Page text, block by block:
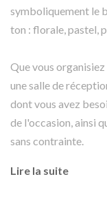
symboliquement le
ton : florale, pastel,
Que vous organisiez
une salle de
dont vous avez
de l'occasion, ainsi
sans contrainte.
Lire la suite